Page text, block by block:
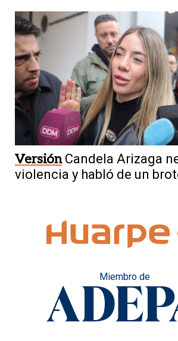
Versión Candela Arizaga
violencia y habló de un
Miembro de